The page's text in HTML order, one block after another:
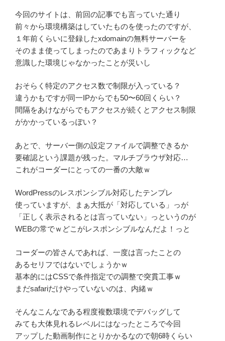
今回のサイトは、前回の記事でも言っていた通り
前々から環境構築はしていたものを使ったのですが、
１年前くらいに登録したxdomainの無料サーバーを
そのまま使ってしまったのであまりトラフィックなど
意識した環境じゃなかったことが災いし
おそらく特定のアクセス数で制限が入っている？
違うかもですが同一IPからでも50〜60回くらい？
間隔をあけながらでもアクセスが続くとアクセス制限
がかかっているっぽい？
あとで、サーバー側の設定ファイルで調整できるか
要確認という課題が残った。マルチブラウザ対応…
これがコーダーにとっての一番の大敵ｗ
WordPressのレスポンシブル対応したテンプレ
使っていますが、まぁ大抵が「対応している」っが
「正しく表示されるとは言っていない」っというのが
WEBの常でｗどこがレスポンシブルなんだよ！っと
コーダーの皆さんであれば、一度は言ったことの
あるセリフではないでしょうかｗ
基本的にはCSSで条件指定での調整で突貫工事ｗ
まだsafariだけやっていないのは、内緒ｗ
そんなこんなである程度複数環境でデバッグして
みても大体見れるレベルにはなったところで今回
アップした動画制作にとりかかるなので朝6時くらい